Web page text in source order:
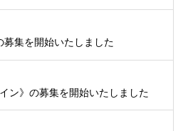
募集を開始いたしました
ン》の募集を開始いたしました